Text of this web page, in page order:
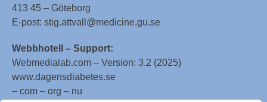
413 45 – Göteborg
E-post: stig.attvall@medicine.gu.se
Webbhotell – Support:
Webmedialab.com – Version: 3.2 (2025)
www.dagensdiabetes.se
– com – org – nu